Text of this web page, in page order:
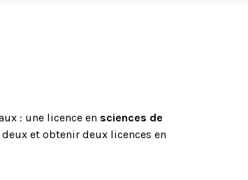
: une licence en sciences de
et obtenir deux licences en